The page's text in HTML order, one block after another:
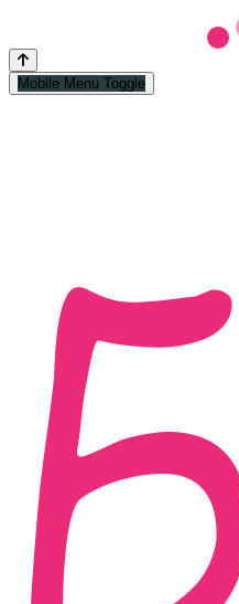
Mobile Menu Toggle